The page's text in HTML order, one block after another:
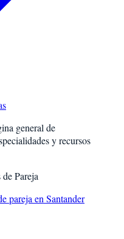
general de
y recursos
Pareja
pareja en Santander